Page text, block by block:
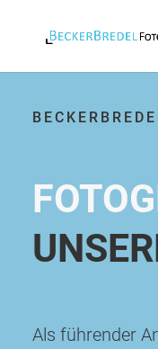
Als führender